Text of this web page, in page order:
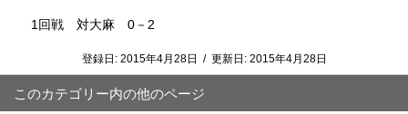
1回戦 対大麻 0－2
登録日: 2015年4月28日 / 更新日: 2015年4月28日
このカテゴリー内の他のページ